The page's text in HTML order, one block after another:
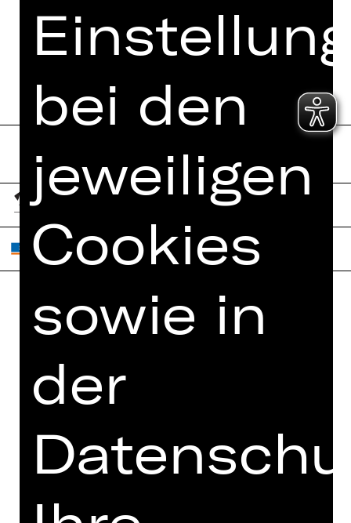
Bestellung jetzt absenden
Home
Künstler*innen
Newsletter
Abos 26/27
Presse
Kontakt
Jobs
Datenschutz
Impressum
bei den
jeweiligen
Cookies
sowie in
der